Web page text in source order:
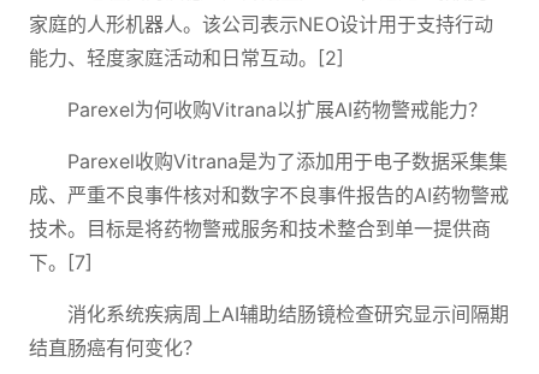
家庭的人形机器人。该公司表示NEO设计用于支持行动
能力、轻度家庭活动和日常互动。[2]
Parexel为何收购Vitrana以扩展AI药物警戒能力？
Parexel收购Vitrana是为了添加用于电子数据采集集
成、严重不良事件核对和数字不良事件报告的AI药物警戒
技术。目标是将药物警戒服务和技术整合到单一提供商
下。[7]
消化系统疾病周上AI辅助结肠镜检查研究显示间隔期
结直肠癌有何变化？